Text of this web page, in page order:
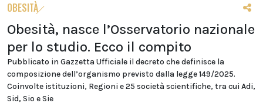
OBESITÀ
Obesità, nasce l’Osservatorio nazionale
per lo studio. Ecco il compito
Pubblicato in Gazzetta Ufficiale il decreto che definisce la
composizione dell’organismo previsto dalla legge 149/2025.
Coinvolte istituzioni, Regioni e 25 società scientifiche, tra cui Adi,
Sid, Sio e Sie